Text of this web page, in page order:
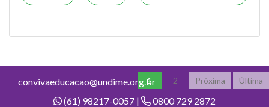
1 2 Próxima Última
convivaeducacao@undime.org.br
(61) 98217-0057 |
0800 729 2872